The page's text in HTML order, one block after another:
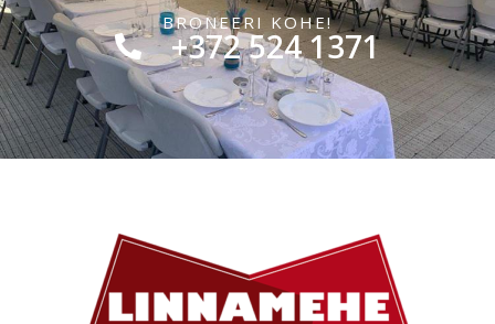
BRONEERI KOHE!
+372 524 1371